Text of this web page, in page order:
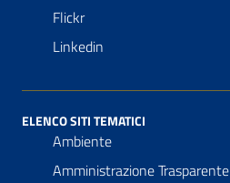
Flickr
Linkedin
ELENCO SITI TEMATICI
Ambiente
Amministrazione Trasparente